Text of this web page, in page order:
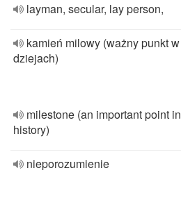
layman, secular, lay person,
kamień milowy (ważny punkt w
dziejach)
milestone (an important point in
history)
nieporozumienie